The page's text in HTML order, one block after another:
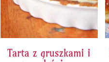
Tarta z gruszkami i